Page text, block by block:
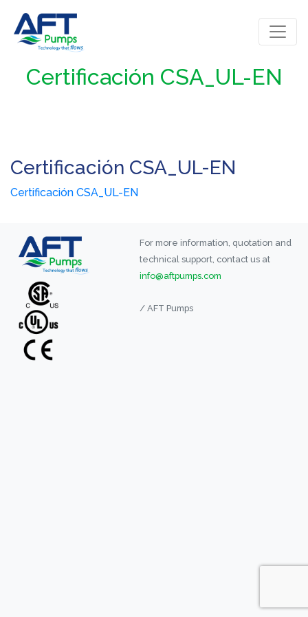
Certificación CSA_UL-EN
Certificación CSA_UL-EN
Certificación CSA_UL-EN
For more information, quotation and
technical support, contact us at
info@aftpumps.com
/ AFT Pumps